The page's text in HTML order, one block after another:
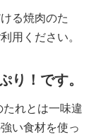
る焼肉のた
用ください。
り！です。
たれとは一味違
い食材を使っ